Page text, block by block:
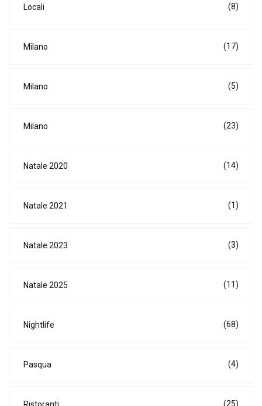
Locali (8)
Milano (17)
Milano (5)
Milano (23)
Natale 2020 (14)
Natale 2021 (1)
Natale 2023 (3)
Natale 2025 (11)
Nightlife (68)
Pasqua (4)
(25)